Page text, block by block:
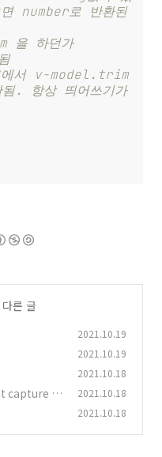
number로 반환된
하던가
서 v-model.trim
. 항상 띄어쓰기가
른 글
2021.10.19
2021.10.19
2021.10.18
capture se
2021.10.18
2021.10.18